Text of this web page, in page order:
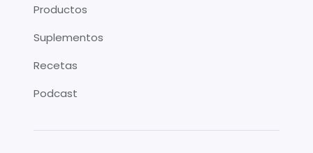
Productos
Suplementos
Recetas
Podcast